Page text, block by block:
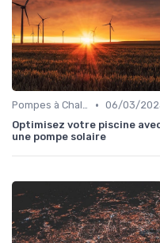
Pompes à Chaleur et Géothermie • 06/03/
Optimisez votre piscine
une pompe solaire